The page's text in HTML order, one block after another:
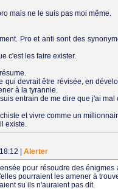
mais ne le suis pas moi même.
Pro et anti sont des
c'est les faire exister.
qui devrait être révisée, en
à la tyrannie.
entrain de me dire que j'ai mal
et vivre comme un
existe.
Alerter
pour résoudre des
pourraient les amener à
su ils n'auraient pas dit.